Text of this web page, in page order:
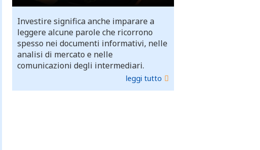
Investire significa anche imparare a
leggere alcune parole che ricorrono
spesso nei documenti informativi, nelle
analisi di mercato e nelle
comunicazioni degli intermediari.
leggi tutto